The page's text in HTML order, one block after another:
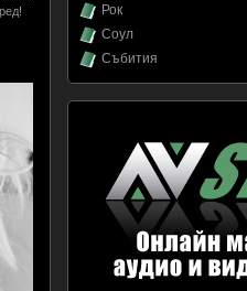
Рок
Соул
Събития